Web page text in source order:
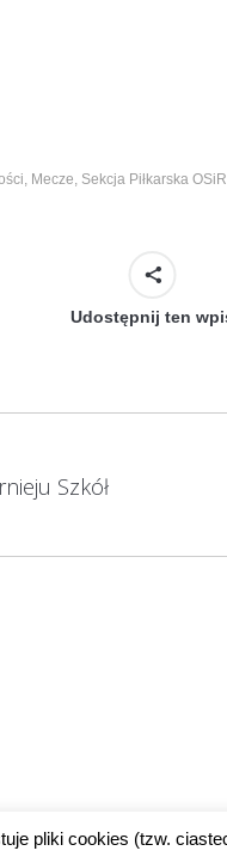
, Mecze, Sekcja Piłkarska OSiR
Udostępnij ten
Szkół
pliki cookies (tzw.